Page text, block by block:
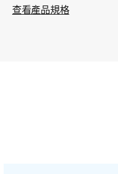
查看產品規格